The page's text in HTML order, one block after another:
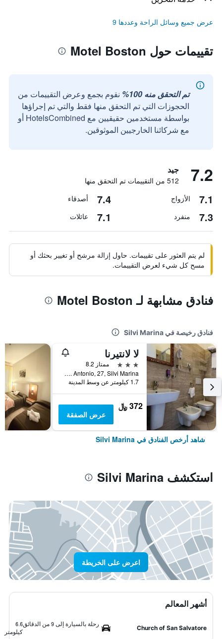
عرض جميع وسائل الراحة وعددها 9
تقييمات حول Motel Boston
تم التحقق منه 100%
نقوم بجمع وعرض التقييمات من
الحجوزات التي تم التحقق منها فقط والتي تم إجراؤها
بواسطة مستخدمين حقيقيين مع HotelsCombined أو
مع شركائنا الخارجيين الموثوقين.
7.2 جيد
512 من التقييمات تم التحقق منها
7.1 الأزواج 7.4 أصدقاء
7.3 منفرد 7.1 عائلات
لم يتم العثور على تقييمات. حاول إزالة مرشح أو تغيير بحثك أو
مسح كل شيء لعرض التقييمات.
فنادق مشابهة لـ Motel Boston
فنادق رخيصة في Silvi Marina
لا لانتيرنا
3 نجوم
ممتاز 8.2
Via S. Antonio, 27, Silvi Marina, مقاطعة تيرامو, إيطاليا
1.7 كيلومتر عن وسط المدينة
372 ﷼
عرض الصفقة
شاهد أرخص الفنادق في Silvi Marina
استكشف Silvi Marina
اعرض على الخريطة
أشهر المعالم
Church of San Salvatore
رحلة بالسيارة إلى 9 من الدقائق
6.6
كيلومتر